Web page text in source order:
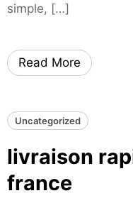
simple, […]
Read More
Uncategorized
livraison
france